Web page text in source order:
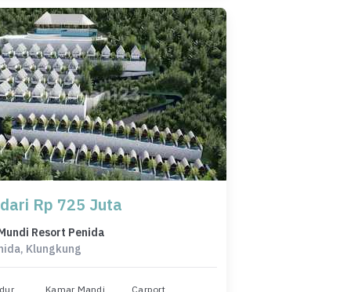
Rp 725 Juta
Resort Penida
Klungkung
Kamar Mandi Carport